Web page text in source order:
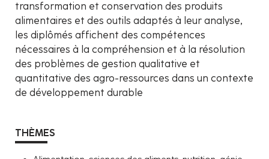
transformation et conservation des produits
alimentaires et des outils adaptés à leur analyse,
les diplômés affichent des compétences
nécessaires à la compréhension et à la résolution
des problèmes de gestion qualitative et
quantitative des agro-ressources dans un contexte
de développement durable
THÈMES